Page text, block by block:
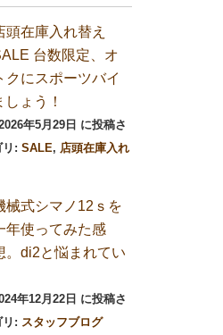
頭在庫入れ替え
台数限定、オ
クにスポーツバイ
ょう！
年5月29日 に投稿さ
リ: SALE, 店頭在庫入れ
械式シマノ12ｓを
年使ってみた感
。di2と悩まれてい
年12月22日 に投稿さ
リ: スタッフブログ